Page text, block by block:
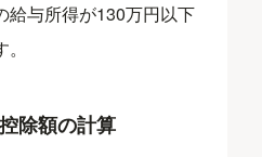
給与所得が130万円以下
除額の計算